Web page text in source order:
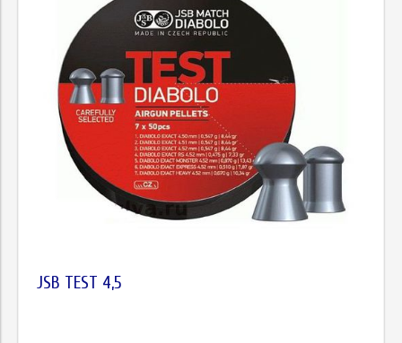
JSB TEST 4,5